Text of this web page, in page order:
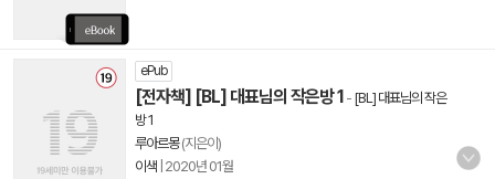
ePub
[전자책] [BL] 대표님의 작은방 1 - [BL] 대표님의 작은
방 1
루아르몽(지은이)
이색 2020년 01월